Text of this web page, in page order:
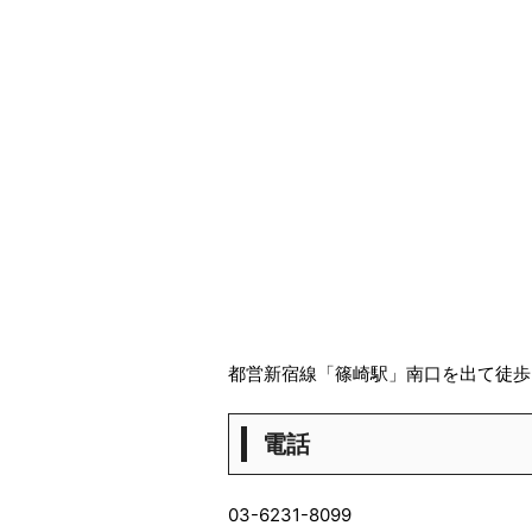
都営新宿線「篠崎駅」南口を出て徒
電話
03-6231-8099